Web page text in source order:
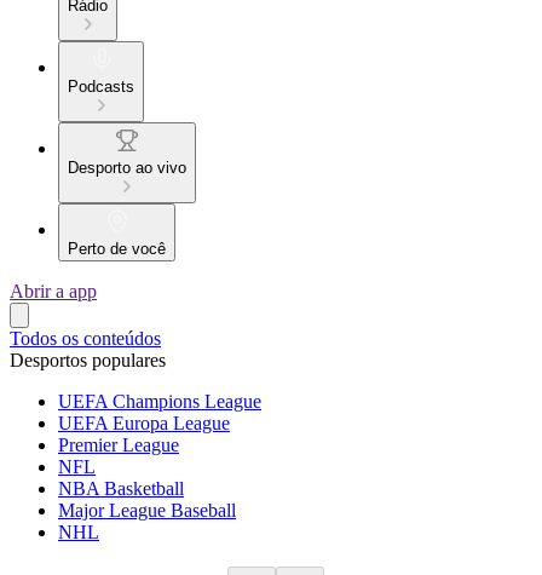
Rádio
Podcasts
Desporto ao vivo
Perto de você
Abrir a app
Todos os conteúdos
Desportos populares
UEFA Champions League
UEFA Europa League
Premier League
NFL
NBA Basketball
Major League Baseball
NHL